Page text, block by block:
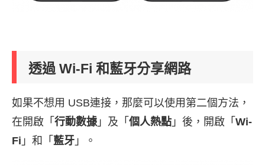
透過 Wi-Fi 和藍牙分享網路
如果不想用 USB連接，那麼可以使用第二個方法，
在開啟「 行動數據 」及「 個人熱點 」後，開啟「 Wi-
Fi 」和「 藍牙 」。